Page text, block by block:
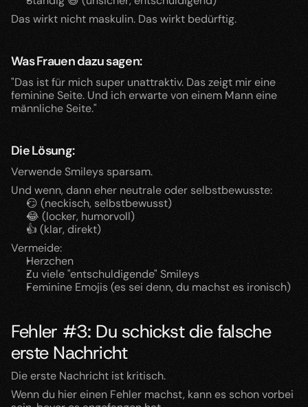
Das wirkt nicht maskulin. Das wirkt bedürftig.
Was Frauen dazu sagen:
"Das ist für mich super unattraktiv. Das zeigt mir eine
feminine Seite. Und ich erwarte von einem Mann eine
männliche Seite."
Die Lösung:
Verwende Smileys sparsam.
Und wenn, dann eher neutrale oder selbstbewusste:
😏 (neckisch, selbstbewusst)
😂 (locker, humorvoll)
👍 (klar, direkt)
Vermeide:
Herzchen
Zu viele "entschuldigende" Smileys
Feminine Emojis (es sei denn, du machst es ironisch)
Fehler #3: Du schickst die falsche
erste Nachricht
Die erste Nachricht ist kritisch.
Wenn du hier einen Fehler machst, kann es schon vorbei